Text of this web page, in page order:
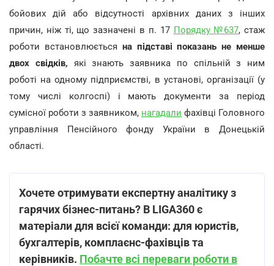
бойових дій або відсутності архівних даних з інших
причин, ніж ті, що зазначені в п. 17 Порядку №637, стаж
роботи встановлюється на підставі показань не менше
двох свідків, які знають заявника по спільній з ним
роботі на одному підприємстві, в установі, організації (у
тому числі колгоспі) і мають документи за період
сумісної роботи з заявником, нагадали фахівці Головного
управління Пенсійного фонду України в Донецькій
області.
Хочете отримувати експертну аналітику з
гарячих бізнес-питань? В LIGA360 є
матеріали для всієї команди: для юристів,
бухгалтерів, комплаєнс-фахівців та
керівників. Побачте всі переваги роботи в